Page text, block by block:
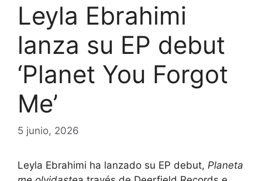
Leyla Ebrahimi
lanza su EP debut
‘Planet You Forgot
Me’
5 junio, 2026
Leyla Ebrahimi ha lanzado su EP debut, Planeta